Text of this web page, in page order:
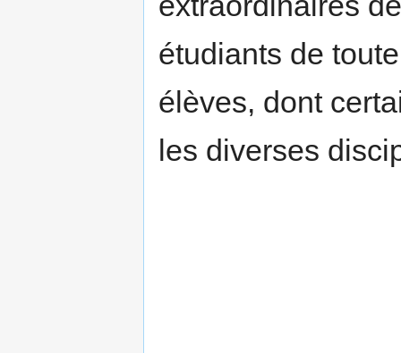
étudiants de
élèves, dont
les diverses